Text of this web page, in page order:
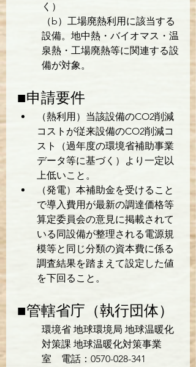
く）
（b）工場廃熱利用に該当する
設備。地中熱・バイオマス・温
泉熱・工場廃熱等に関連する設
備が対象。
■申請要件
（熱利用）当該設備のCO2削減
コストが従来設備のCO2削減コ
スト（過年度の環境省補助事業
データ等に基づく）より一定以
上低いこと。
（発電）本補助金を受けること
で導入費用が最新の調達価格等
算定委員会の意見に掲載されて
いる同設備が整理される電源規
模等と同じ分類の資本費に係る
調査結果を踏まえて設定した値
を下回ること。
■管轄省庁（執行団体）
環境省 地球環境局 地球温暖化
対策課 地球温暖化対策事業
室　電話：0570-028-341